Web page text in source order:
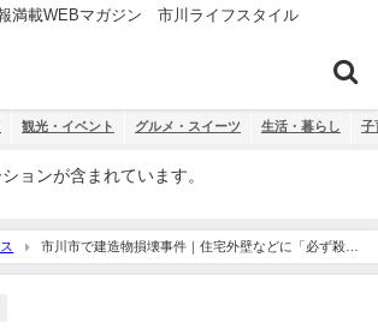
満載WEBマガジン 市川ライフスタイル
観光・イベント グルメ・スイーツ 生活・暮らし 子
ョンが含まれています。
市川市で建造物損壊事件｜住宅外壁などに「必ず殺
逮捕【2026年5月28日】